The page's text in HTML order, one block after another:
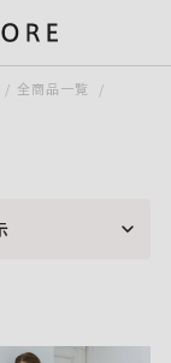
全商品一覧